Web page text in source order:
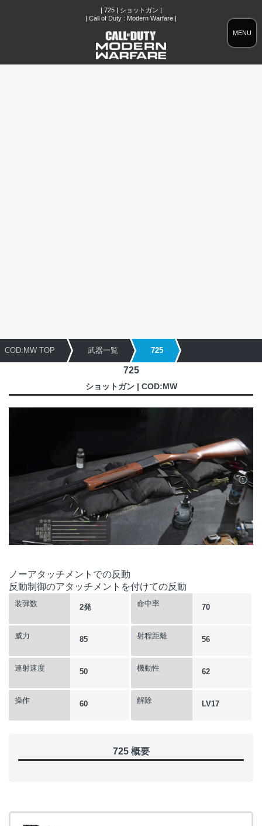
MENU
| 725 | ショットガン |
| Call of Duty : Modern Warfare |
COD:MW TOP 武器一覧 725
725
ショットガン | COD:MW
ノーアタッチメントでの反動
反動制御のアタッチメントを付けての反動
装弾数 2発 命中率 70
威力 85 射程距離 56
連射速度 50 機動性 62
操作 60 解除 LV17
725 概要